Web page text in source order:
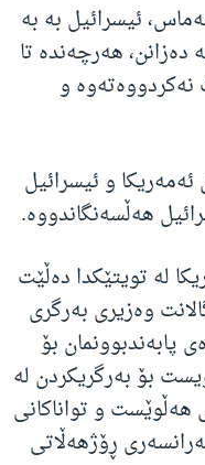
ئیسرائیل بە بە
هەرچەندە تا
نەکردووەتەوە و
و ئیسرائیل
هەڵسەنگاندووە.
لە تویتێکدا دەڵێت
وەزیری بەرگری
پابەندبوونمان بۆ
بۆ بەرگریکردن لە
هەڵوێست و تواناکانی
ڕۆژهەڵاتی